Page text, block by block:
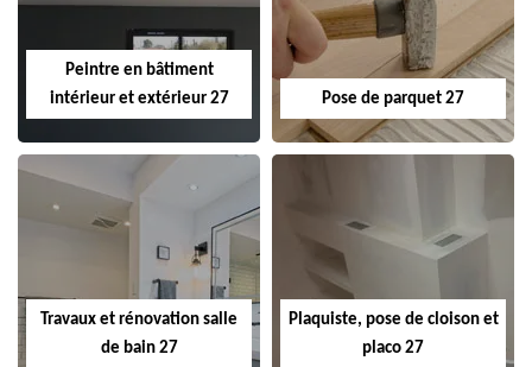
Peintre en bâtiment
intérieur et extérieur 27
Pose de parquet 27
Travaux et rénovation salle
de bain 27
Plaquiste, pose de cloison et
placo 27